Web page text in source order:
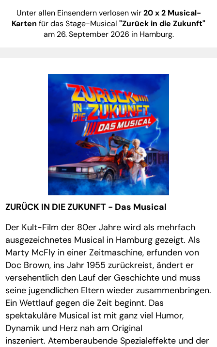
Unter allen Einsendern verlosen wir20 x 2 Musical-
Karten für das Stage-Musical "Zurück in die Zukunft"
am 26. September 2026 in Hamburg.
ZURÜCK IN DIE ZUKUNFT - Das Musical
Der Kult-Film der 80er Jahre wird als mehrfach
ausgezeichnetes Musical in Hamburg gezeigt. Als
Marty McFly in einer Zeitmaschine, erfunden von
Doc Brown, ins Jahr 1955 zurückreist, ändert er
versehentlich den Lauf der Geschichte und muss
seine jugendlichen Eltern wieder zusammenbringen.
Ein Wettlauf gegen die Zeit beginnt. Das
spektakuläre Musical ist mit ganz viel Humor,
Dynamik und Herz nah am Original
inszeniert. Atemberaubende Spezialeffekte und der